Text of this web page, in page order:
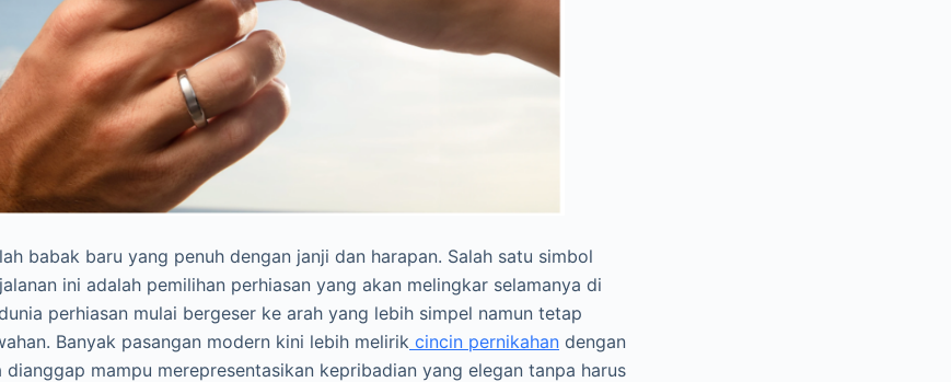
babak baru yang penuh dengan janji dan harapan. Salah satu simbol
ini adalah pemilihan perhiasan yang akan melingkar selamanya di
perhiasan mulai bergeser ke arah yang lebih simpel namun tetap
Banyak pasangan modern kini lebih melirik cincin pernikahan dengan
dianggap mampu merepresentasikan kepribadian yang elegan tanpa harus